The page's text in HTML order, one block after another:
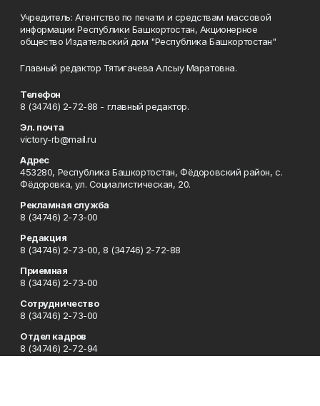
Учредитель: Агентство по печати и средствам массовой
информации Республики Башкортостан, Акционерное
общество Издательский дом "Республика Башкортостан"
Главный редактор Тятигачева Алсыу Маратовна.
Телефон
8 (34746) 2-72-88 - главный редактор.
Эл. почта
victory-rb@mail.ru
Адрес
453280, Республика Башкортостан, Фёдоровский район, с.
Фёдоровка, ул. Социалистическая, 20.
Рекламная служба
8 (34746) 2-73-00
Редакция
8 (34746) 2-73-00, 8 (34746) 2-72-88
Приемная
8 (34746) 2-73-00
Сотрудничество
8 (34746) 2-73-00
Отдел кадров
8 (34746) 2-72-94